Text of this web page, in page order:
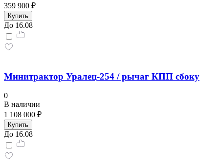
359 900 ₽
Купить
До 16.08
Минитрактор Уралец-254 / рычаг КПП сбоку
0
В наличии
1 108 000 ₽
Купить
До 16.08